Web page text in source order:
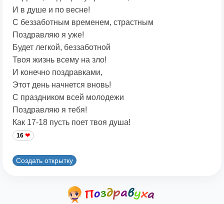
И в душе и по весне!
С беззаботным временем, страстным
Поздравляю я уже!
Будет легкой, беззаботной
Твоя жизнь всему на зло!
И конечно поздравками,
Этот день начнется вновь!
С праздником всей молодежи
Поздравляю я тебя!
Как 17-18 пусть поет твоя душа!
16
Создать открытку